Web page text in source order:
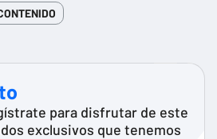
para disfrutar de este
exclusivos que tenemos